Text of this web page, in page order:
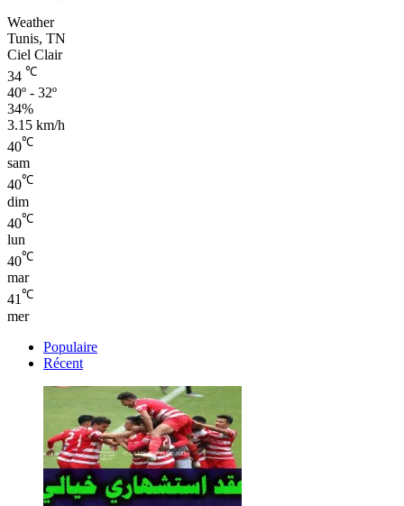
Weather
Tunis, TN
Ciel Clair
34 ℃
40º - 32º
34%
3.15 km/h
40℃
sam
40℃
dim
40℃
lun
40℃
mar
41℃
mer
Populaire
Récent